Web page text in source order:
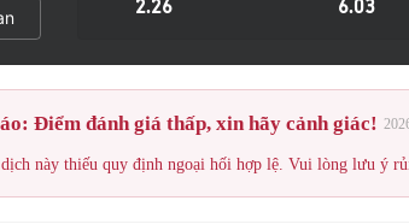
2.26 6.03
Điểm đánh giá thấp, xin hãy cảnh giác!
dịch này thiếu quy định ngoại hối hợp lệ. Vui lòng lưu ý